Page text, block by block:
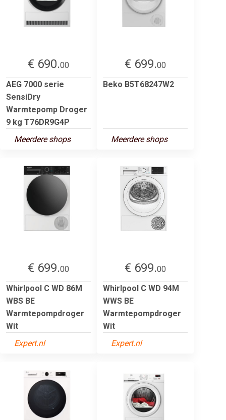
€ 690.00
AEG 7000 serie
SensiDry
Warmtepomp Droger
9 kg T76DR9G4P
Meerdere shops
€ 699.00
Beko B5T68247W2
Meerdere shops
€ 699.00
Whirlpool C WD 86M
WBS BE
Warmtepompdroger
Wit
Expert.nl
€ 699.00
Whirlpool C WD 94M
WWS BE
Warmtepompdroger
Wit
Expert.nl